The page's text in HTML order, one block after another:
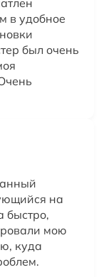
в удобное
был очень
на
быстро,
мою
куда